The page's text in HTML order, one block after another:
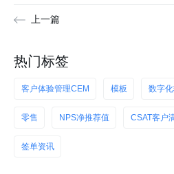
上一篇
热门标签
客户体验管理CEM 模板 数字
零售 NPS净推荐值 CSAT客户
签单资讯